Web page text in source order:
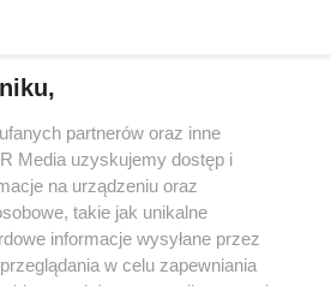
w serwisie nie może być powielany i
rozpowszechniany w jakikolwiek sposób (w
mechaniczny) na jakimkolwiek polu
formie, włącznie z umieszczaniem w
właściciela praw. Jakiekolwiek użycie lub
lub w części z naruszeniem prawa,
zabronione pod groźbą kary i może być
partnerów oraz inne
Media uzyskujemy dostęp i
na urządzeniu oraz
takie jak unikalne
informacje wysyłane przez
w celu zapewniania